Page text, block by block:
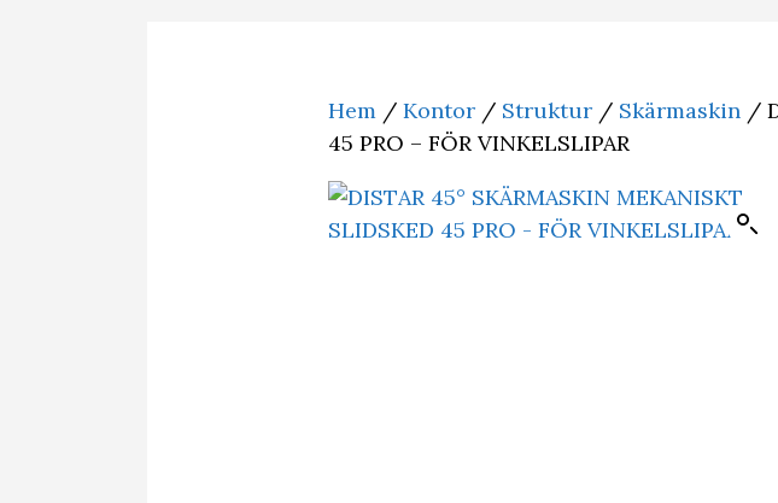
Hem / Kontor / Struktur / Skärmaskin /
45 PRO – FÖR VINKELSLIPAR